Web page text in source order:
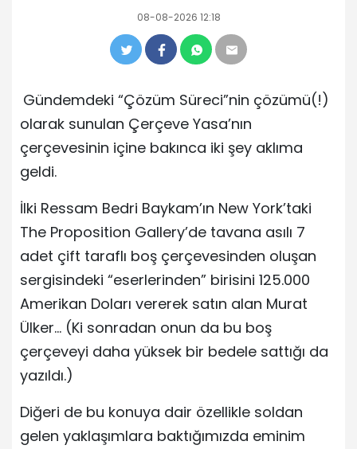
08-08-2026 12:18
Gündemdeki “Çözüm Süreci”nin çözümü(!)
olarak sunulan Çerçeve Yasa’nın
çerçevesinin içine bakınca iki şey aklıma
geldi.
İlki Ressam Bedri Baykam’ın New York’taki
The Proposition Gallery’de tavana asılı 7
adet çift taraflı boş çerçevesinden oluşan
sergisindeki “eserlerinden” birisini 125.000
Amerikan Doları vererek satın alan Murat
Ülker… (Ki sonradan onun da bu boş
çerçeveyi daha yüksek bir bedele sattığı da
yazıldı.)
Diğeri de bu konuya dair özellikle soldan
gelen yaklaşımlara baktığımızda eminim